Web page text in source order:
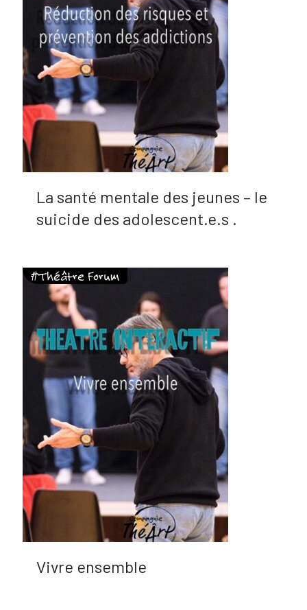
La santé mentale des jeunes – le
suicide des adolescent.e.s .
#Théâtre Forum
Vivre ensemble